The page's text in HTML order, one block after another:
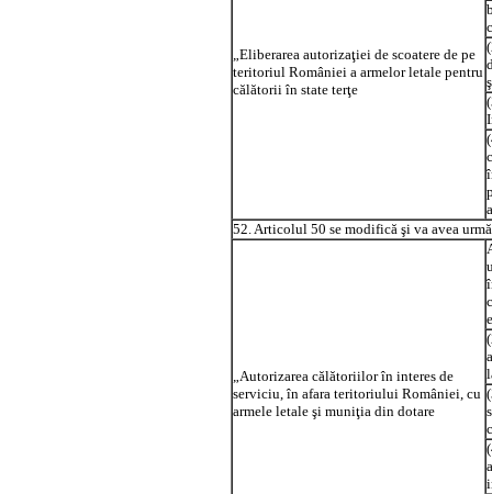
„Eliberarea autorizaţiei de scoatere de pe
teritoriul României a armelor letale pentru
călătorii în state terţe
52. Articolul 50 se modifică şi va avea
„Autorizarea călătoriilor în interes de
serviciu, în afara teritoriului României, cu
armele letale şi muniţia din dotare